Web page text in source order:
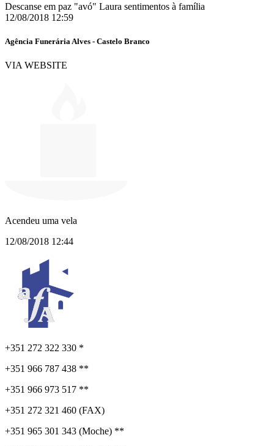
Descanse em paz "avó" Laura sentimentos à família
12/08/2018 12:59
Agência Funerária Alves - Castelo Branco
VIA WEBSITE
Acendeu uma vela
12/08/2018 12:44
+351 272 322 330 *
+351 966 787 438 **
+351 966 973 517 **
+351 272 321 460 (FAX)
+351 965 301 343 (Moche) **